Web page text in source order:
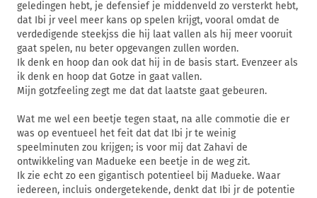
geledingen hebt, je defensief je middenveld zo versterkt hebt,
dat Ibi jr veel meer kans op spelen krijgt, vooral omdat de
verdedigende steekjss die hij laat vallen als hij meer vooruit
gaat spelen, nu beter opgevangen zullen worden.
Ik denk en hoop dan ook dat hij in de basis start. Evenzeer als
ik denk en hoop dat Gotze in gaat vallen.
Mijn gotzfeeling zegt me dat dat laatste gaat gebeuren.
Wat me wel een beetje tegen staat, na alle commotie die er
was op eventueel het feit dat dat Ibi jr te weinig
speelminuten zou krijgen; is voor mij dat Zahavi de
ontwikkeling van Madueke een beetje in de weg zit.
Ik zie echt zo een gigantisch potentieel bij Madueke. Waar
iedereen, incluis ondergetekende, denkt dat Ibi jr de potentie